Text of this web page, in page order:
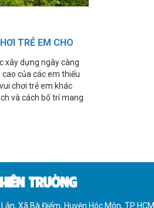
TRẺ EM CHO
xây dựng ngày càng
của các em thiếu
chơi trẻ em khác
và cách bố trí mang
TRƯỜNG
Xã Bà Điểm, Huyện Hóc Môn, TP HCM